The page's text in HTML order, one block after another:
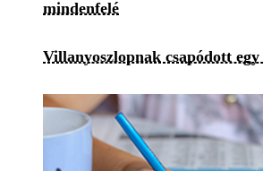
mindenfelé
Villanyoszlopnak csapódott